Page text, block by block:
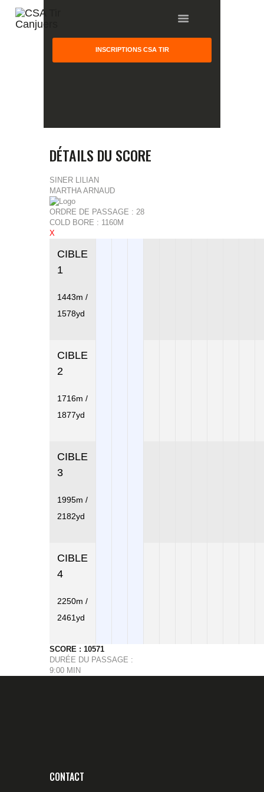
INSCRIPTIONS CSA TIR
GALLERY
COMPETITION
RESULTS
TEAM CANJUERS
DÉTAILS DU SCORE
SINER LILIAN
MARTHA ARNAUD
ORDRE DE PASSAGE : 28
COLD BORE : 1160M
X
CIBLE
1
1443m /
1578yd
CIBLE
2
1716m /
1877yd
CIBLE
3
1995m /
2182yd
CIBLE
4
2250m /
2461yd
SCORE : 10571
DURÉE DU PASSAGE :
9:00 MIN
CONTACT